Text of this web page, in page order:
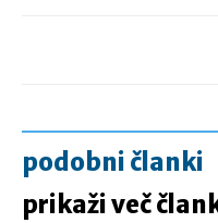
podobni članki
prikaži več